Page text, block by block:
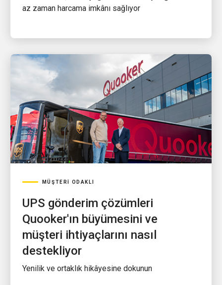
az zaman harcama imkânı sağlıyor
MÜŞTERI ODAKLI
UPS gönderim çözümleri
Quooker'ın büyümesini ve
müşteri ihtiyaçlarını nasıl
destekliyor
Yenilik ve ortaklık hikâyesine dokunun